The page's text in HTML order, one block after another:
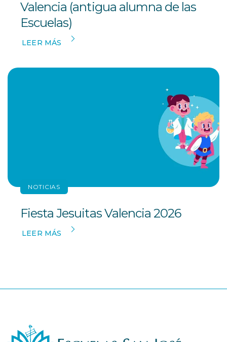
Valencia (antigua alumna de las
Escuelas)
LEER MÁS
NOTICIAS
Fiesta Jesuitas Valencia 2026
LEER MÁS